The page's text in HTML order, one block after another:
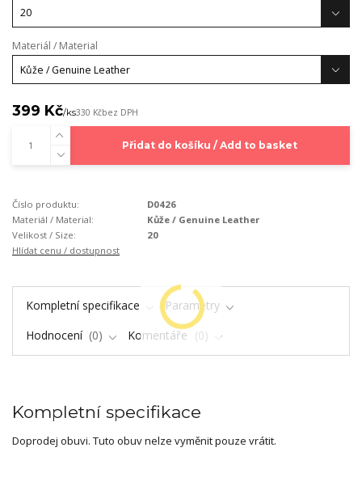
Materiál / Material
399 Kč/ks330 Kčbez DPH
Přidat do košíku / Add to basket
Číslo produktu:
D0426
Materiál / Material:
Kůže / Genuine Leather
Velikost / Size:
20
Hlídat cenu / dostupnost
Kompletní specifikace
Parametry
Hodnocení
0 Komentáře 0
Kompletní specifikace
Doprodej obuvi. Tuto obuv nelze vyměnit pouze vrátit.